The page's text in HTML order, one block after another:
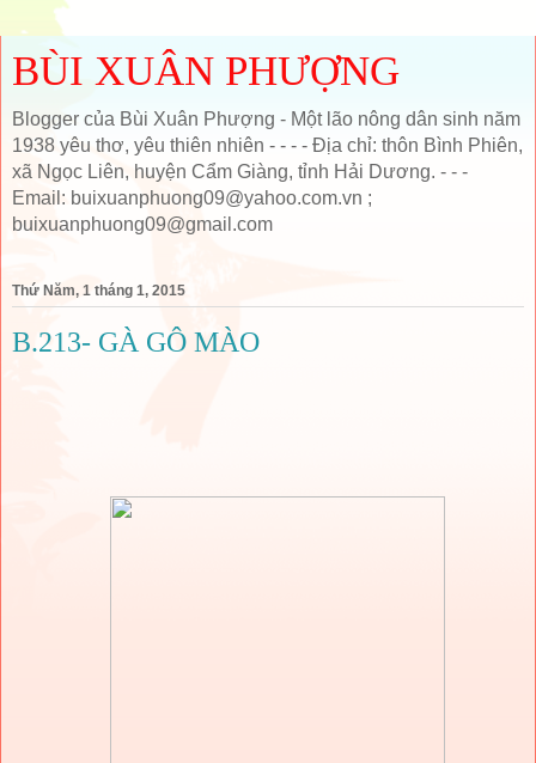
BÙI XUÂN PHƯỢNG
Blogger của Bùi Xuân Phượng - Một lão nông dân sinh năm
1938 yêu thơ, yêu thiên nhiên - - - - Địa chỉ: thôn Bình Phiên,
xã Ngọc Liên, huyện Cẩm Giàng, tỉnh Hải Dương. - - -
Email: buixuanphuong09@yahoo.com.vn ;
buixuanphuong09@gmail.com
Thứ Năm, 1 tháng 1, 2015
B.213- GÀ GÔ MÀO